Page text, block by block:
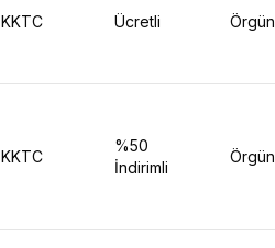
KKTC Ücretli Örgün
KKTC
%50
İndirimli
Örgün